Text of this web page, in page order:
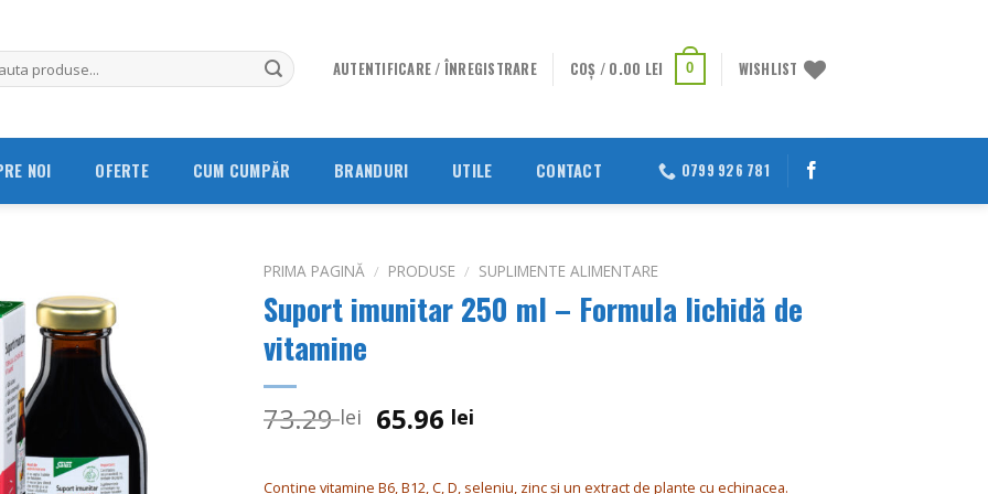
AUTENTIFICARE / ÎNREGISTRARE COȘ / 0.00 LEI 0 WISHLIST
NOI OFERTE CUM CUMPĂR BRANDURI UTILE CONTACT 0799 926 781
PRIMA PAGINĂ / PRODUSE / SUPLIMENTE ALIMENTARE
Suport imunitar 250 ml – Formula lichidă de
vitamine
73.29lei Prețul
65.96 lei
Conține vitamine B6, B12, C, D, seleniu, zinc și un extract de plante cu echinacea.